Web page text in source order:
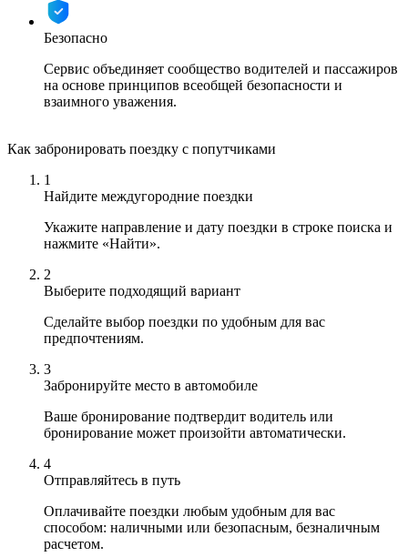
Безопасно
Сервис объединяет сообщество водителей и пассажиров
на основе принципов всеобщей безопасности и
взаимного уважения.
Как забронировать поездку с попутчиками
1
Найдите междугородние поездки
Укажите направление и дату поездки в строке поиска и
нажмите «Найти».
2
Выберите подходящий вариант
Сделайте выбор поездки по удобным для вас
предпочтениям.
3
Забронируйте место в автомобиле
Ваше бронирование подтвердит водитель или
бронирование может произойти автоматически.
4
Отправляйтесь в путь
Оплачивайте поездки любым удобным для вас
способом: наличными или безопасным, безналичным
расчетом.